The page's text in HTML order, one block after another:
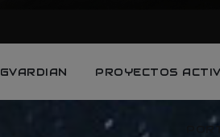
GVARDIAN PROYECTOS